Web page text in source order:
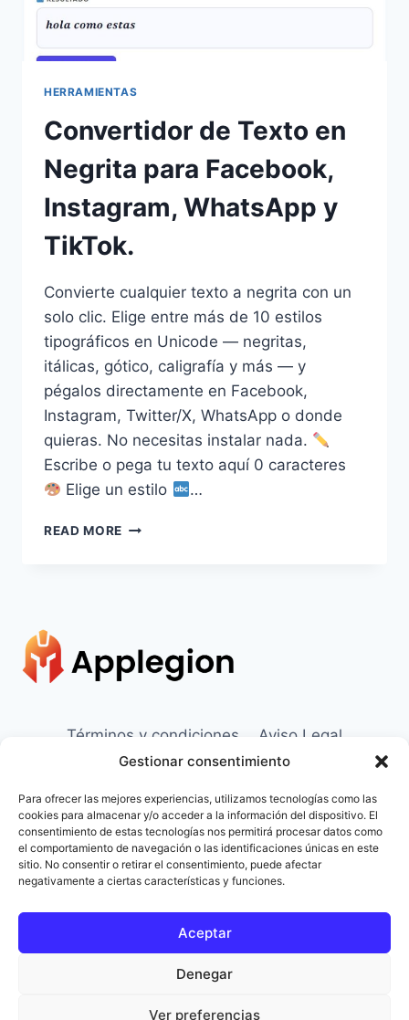
Gestionar consentimiento
Para ofrecer las mejores experiencias, utilizamos tecnologías como las
cookies para almacenar y/o acceder a la información del dispositivo. El
consentimiento de estas tecnologías nos permitirá procesar datos como
el comportamiento de navegación o las identificaciones únicas en este
sitio. No consentir o retirar el consentimiento, puede afectar
negativamente a ciertas características y funciones.
Aceptar
Denegar
Ver preferencias
HERRAMIENTAS
Convertidor de Texto en
Negrita para Facebook,
Instagram, WhatsApp y
TikTok.
Convierte cualquier texto a negrita con un
solo clic. Elige entre más de 10 estilos
tipográficos en Unicode — negritas,
itálicas, gótico, caligrafía y más — y
pégalos directamente en Facebook,
Instagram, Twitter/X, WhatsApp o donde
quieras. No necesitas instalar nada.
Escribe o pega tu texto aquí 0 caracteres
Elige un estilo
…
READ MORE CONVERTIDOR
INSTAGRAM,
WHATSAPP
Términos y condiciones
Aviso Legal
Política de Cookies
Contacto
Sobre Nosotros
Apps Android y iOS
Herramientas Online
Herramientas IA